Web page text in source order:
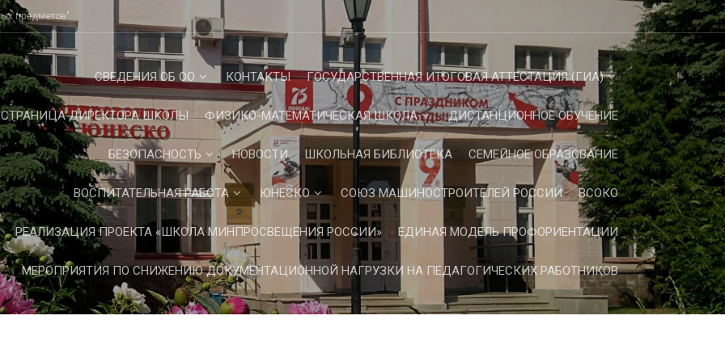
предметов"
СВЕДЕНИЯ ОБ ОО КОНТАКТЫ ГОСУДАРСТВЕННАЯ ИТОГОВАЯ АТТЕСТАЦИЯ (ГИА)
СТРАНИЦА ДИРЕКТОРА ШКОЛЫ ФИЗИКО-МАТЕМАТИЧЕСКАЯ ШКОЛА ДИСТАНЦИОННОЕ ОБУЧЕНИЕ
БЕЗОПАСНОСТЬ НОВОСТИ ШКОЛЬНАЯ БИБЛИОТЕКА СЕМЕЙНОЕ ОБРАЗОВАНИЕ
ВОСПИТАТЕЛЬНАЯ РАБОТА ЮНЕСКО СОЮЗ МАШИНОСТРОИТЕЛЕЙ РОССИИ ВСОКО
РЕАЛИЗАЦИЯ ПРОЕКТА «ШКОЛА МИНПРОСВЕЩЕНИЯ РОССИИ» ЕДИНАЯ МОДЕЛЬ ПРОФОРИЕНТАЦИИ
МЕРОПРИЯТИЯ ПО СНИЖЕНИЮ ДОКУМЕНТАЦИОННОЙ НАГРУЗКИ НА ПЕДАГОГИЧЕСКИХ РАБОТНИКОВ